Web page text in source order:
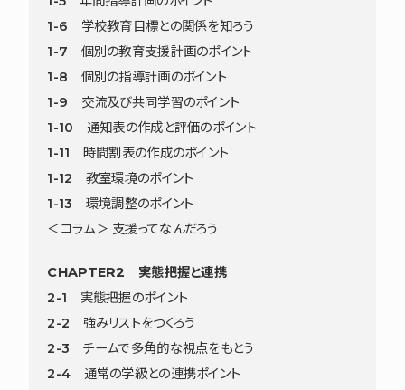
1-6 学校教育目標との関係を知ろう
1-7 個別の教育支援計画のポイント
1-8 個別の指導計画のポイント
1-9 交流及び共同学習のポイント
1-10 通知表の作成と評価のポイント
1-11 時間割表の作成のポイント
1-12 教室環境のポイント
1-13 環境調整のポイント
＜コラム＞ 支援ってなんだろう
CHAPTER2 実態把握と連携
2-1 実態把握のポイント
2-2 強みリストをつくろう
2-3 チームで多角的な視点をもとう
2-4 通常の学級との連携ポイント